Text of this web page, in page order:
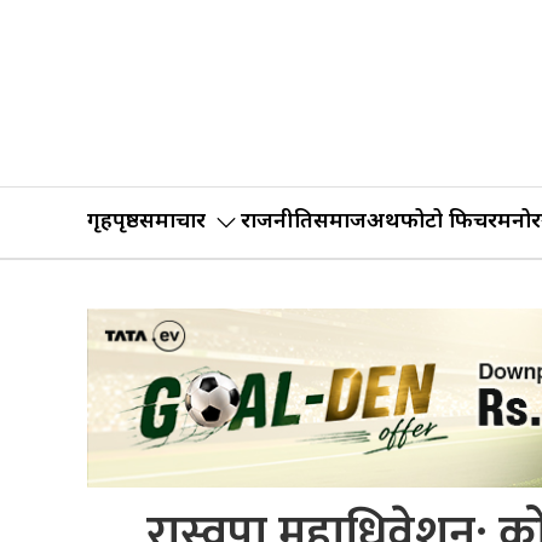
गृहपृष्ठसमाचार राजनीतिसमाजअर्थफोटो फिचर